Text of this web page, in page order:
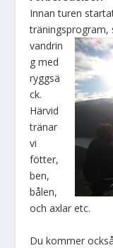
Innan turen
träningsprogram,
vandrin
g med
ryggsä
ck.
Härvid
tränar
vi
fötter,
ben,
bålen,
och axlar etc.
Du kommer